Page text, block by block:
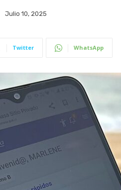
Julio 10, 2025
Twitter WhatsApp